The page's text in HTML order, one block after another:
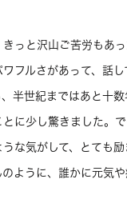
っと沢山ご苦労もあ
フルさがあって、話し
半世紀まではあと十
に少し驚きました。
な気がして、とても励
ように、誰かに元気